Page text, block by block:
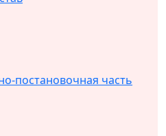
постановочная часть